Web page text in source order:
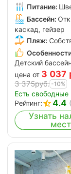
Питание:
Бассейн:
каскад, гейзер
Пляж:
Детский
цена от 3 037
3 375руб. -10%
Есть
Рейтинг:
4.4
Узнать
мест